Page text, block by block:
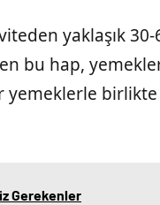
yaklaşık 30-
bu hap,
yemeklerle
Gerekenler